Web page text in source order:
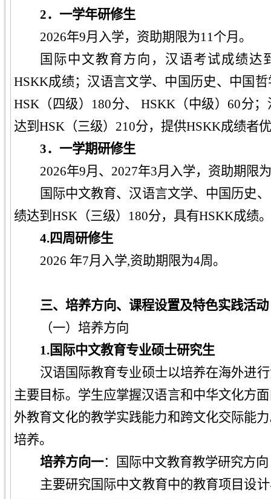
2．一学年研修生
2026年9月入学，资助期限为11个月。
国际中文教育方向，汉语考试成绩达
HSKK成绩；汉语言文学、中国历史、中国
HSK（四级）180分、 HSKK（中级）60分
达到HSK（三级）210分，提供HSKK成绩者
3．一学期研修生
2026年9月、2027年3月入学，资助期限
国际中文教育、汉语言文学、中国历史
绩达到HSK（三级）180分，具有HSKK成绩。
4.四周研修生
2026 年7月入学,资助期限为4周。
三、培养方向、课程设置及特色实践活动
（一）培养方向
1.国际中文教育专业硕士研究生
汉语国际教育专业硕士以培养在海外进
主要目标。学生应掌握汉语言和中华文化方
外教育文化的教学实践能力和跨文化交际能
培养。
培养方向一：国际中文教育教学研究方向
主要研究国际中文教育中的教育项目设